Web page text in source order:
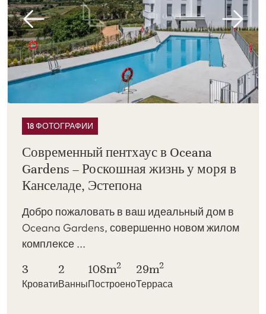
18 ФОТОГРАФИИ
Современный пентхаус в Oceana
Gardens – Роскошная жизнь у моря в
Канселаде, Эстепона
Добро пожаловать в ваш идеальный дом в
Oceana Gardens, совершенно новом жилом
комплексе ...
3
Кровати
2
Ванны
108m2
Построено
29m2
Терраса